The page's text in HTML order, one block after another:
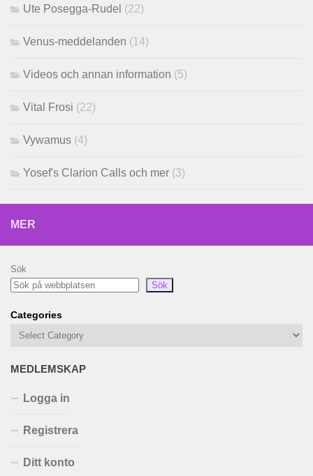
Ute Posegga-Rudel (22)
Venus-meddelanden (14)
Videos och annan information (5)
Vital Frosi (22)
Vywamus (4)
Yosef's Clarion Calls och mer (3)
MER
Sök
Sök
Categories
MEDLEMSKAP
Logga in
Registrera
Ditt konto